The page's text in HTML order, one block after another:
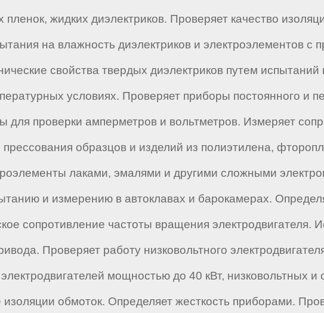
жидких диэлектриков. Проверяет качество
на влажность диэлектриков и электроэлементов с
свойства твердых диэлектриков путем
условиях. Проверяет приборы постоянного и
для проверки амперметров и вольтметров. Измеряет
образцов и изделий из полиэтилена,
лаками, эмалями и другими сложными
и измерению в автоклавах и барокамерах.
сопротивление частоты вращения электродвигателя.
Проверяет работу низковольтного
мощностью до 40 кВт, низковольтных
обмоток. Определяет жесткость приборами.